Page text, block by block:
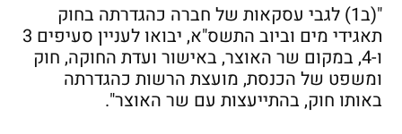
"(ב1) לגבי עסקאות של חברה כהגדרתה בחוק
תאגידי מים וביוב התשס"א, יבואו לעניין סעיפים 3
ו-4, במקום שר האוצר, באישור ועדת החוקה, חוק
ומשפט של הכנסת, מועצת הרשות כהגדרתה
באותו חוק, בהתייעצות עם שר האוצר".